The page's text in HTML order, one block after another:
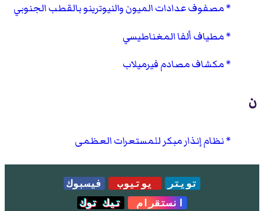
مصفوف عدادات الميون والنيوترينو بالقطب الجنوبي
مطياف ألفا المغناطيسي
مكشاف مصادم فيرميلاب
ن
نظام إنذار مبكر للمستعرات العظمى
تويتر يوتيوب
فيسبوك
انستقرام
تيك توك